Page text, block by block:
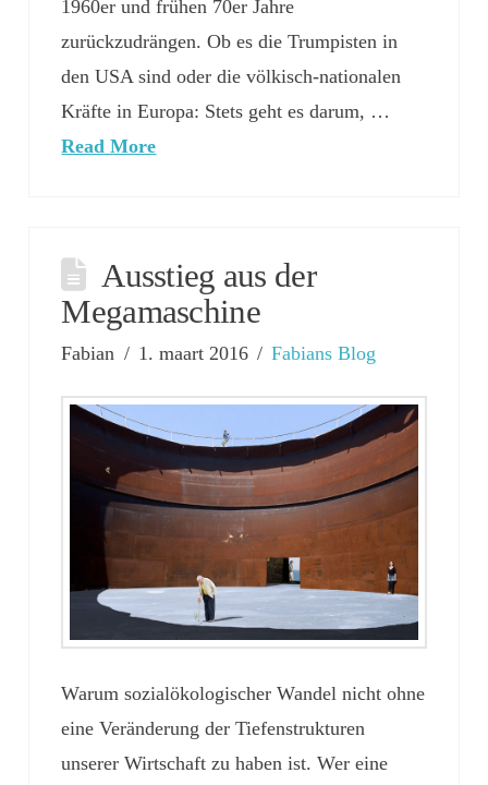
1960er und frühen 70er Jahre
zurückzudrängen. Ob es die Trumpisten in
den USA sind oder die völkisch-nationalen
Kräfte in Europa: Stets geht es darum, …
Read More
Ausstieg aus der
Megamaschine
Fabian 1. maart 2016 Fabians Blog
Warum sozialökologischer Wandel nicht ohne
eine Veränderung der Tiefenstrukturen
unserer Wirtschaft zu haben ist. Wer eine